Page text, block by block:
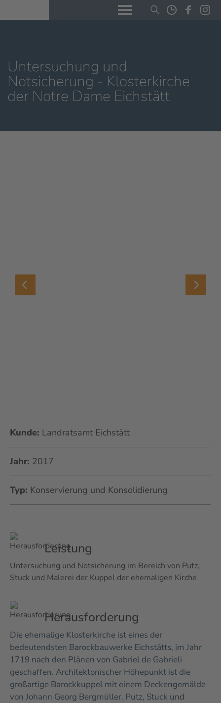
Untersuchung und
Notsicherung - Klosterkirche
der Notre Dame Eichstätt
Kunde: Landratsamt Eichstätt
Jahr: 2017
Typ: Konservierung und Konsolidierung
Leistung
Untersuchung und Notsicherung im Bereich von Putz,
Stuck und Malerei der Kuppel der ehemaligen Kirche
Herausforderung
Die ehemalige Klosterkirche ist eines der
bedeutendsten Barockbauwerke Eichstätts, im Jahr
1719 nach den Plänen von Gabriel de Gabrieli
geschaffen. Architektonischer Höhepunkt ist die
großartige Barockkuppel mit einem Deckengemälde
von Johann Georg Bergmüller. Putz, Stuck und